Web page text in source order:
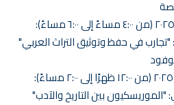
في حفظ وتوثيق التراث العربي"
بين التاريخ والآدب"